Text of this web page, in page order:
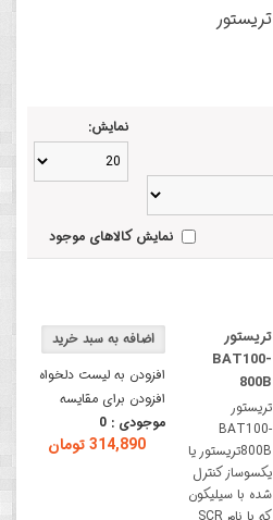
تریستور
نمایش:
نمایش کالاهای موجود
افزودن به لیست دلخواه
افزودن برای مقایسه
موجودی : 0
314,890 تومان
تریستور
BAT100-
800B
تریستور
BAT100-
800Bتریستور یا
یکسوساز کنترل
شده با سیلیکون